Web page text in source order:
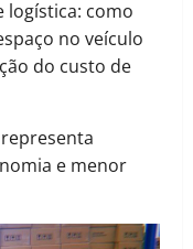
logística: como
no veículo
do custo de
e menor